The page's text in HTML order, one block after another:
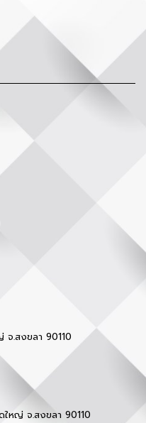
.สงขลา 90110
หญ่ จ.สงขลา 90110